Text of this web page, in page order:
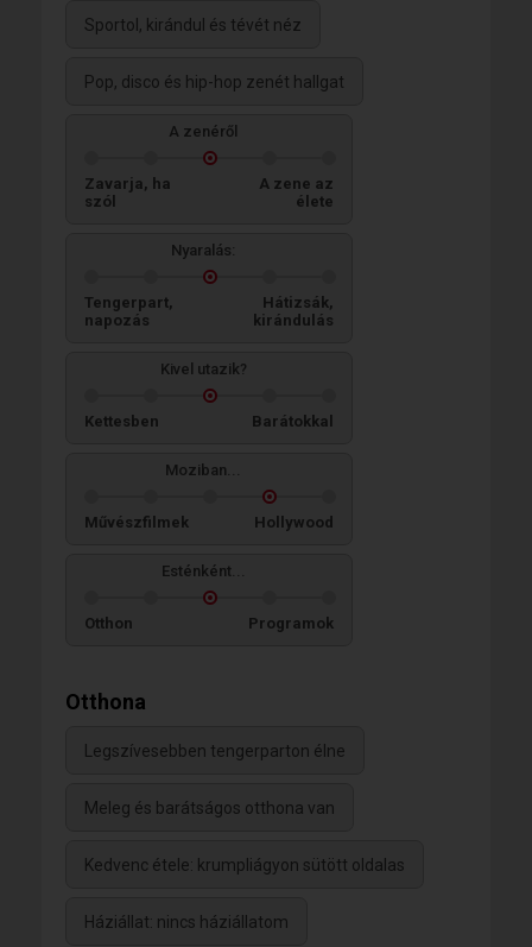
Sportol, kirándul és tévét néz
Pop, disco és hip-hop zenét hallgat
A zenéről
Zavarja, ha
szól
A zene az
élete
Nyaralás:
Tengerpart,
napozás
Hátizsák,
kirándulás
Kivel utazik?
Kettesben Barátokkal
Moziban...
Művészfilmek Hollywood
Esténként...
Otthon Programok
Otthona
Legszívesebben tengerparton élne
Meleg és barátságos otthona van
Kedvenc étele: krumpliágyon sütött oldalas
Háziállat: nincs háziállatom